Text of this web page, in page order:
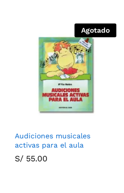
Agotado
Audiciones musicales
activas para el aula
S/ 55.00